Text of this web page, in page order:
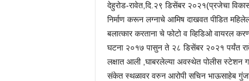
देहुरोड-रावेत,दि.२९ डिसेंबर २०२१(प्रजेचा
निर्माण करून लग्नाचे आमिष दाखवत पीडित
बलात्कार करताना चे फोटो व व्हिडिओ वायरल
घटना २०१७ पासुन ते २८ डिसेंबर २०२१ पर्यंत
लक्षात आली ,घाबरलेल्या अवस्थेत पोलीस स्टेशन
संकेत स्थळावर वरुन आरोपी सचिन भाऊसाहेब